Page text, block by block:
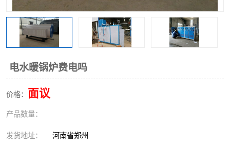
电水暖锅炉费电吗
价格： 面议
产品数量：
发货地址： 河南省郑州